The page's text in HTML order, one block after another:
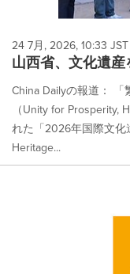
24 7月, 2026, 10:33 JST
山西省、文化遺
China Dailyの報道：
（Unity for Prosperity,
れた「2026年国際文化
Heritage...